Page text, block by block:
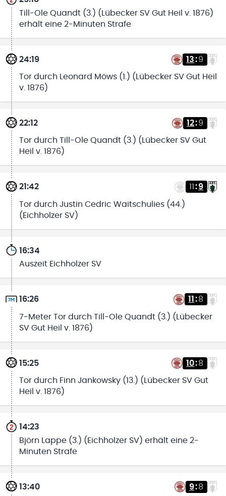
Till-Ole Quandt (3.) (Lübecker SV Gut Heil v. 1876)
erhält eine 2-Minuten Strafe
24:19 13:9
Tor durch Leonard Möws (1.) (Lübecker SV Gut Heil
v. 1876)
22:12 12:9
Tor durch Till-Ole Quandt (3.) (Lübecker SV Gut
Heil v. 1876)
21:42 11 :9
Tor durch Justin Cedric Waitschulies (44.)
(Eichholzer SV)
16:34
Auszeit Eichholzer SV
16:26 11 :8
7-Meter Tor durch Till-Ole Quandt (3.) (Lübecker
SV Gut Heil v. 1876)
15:25 10:8
Tor durch Finn Jankowsky (13.) (Lübecker SV Gut
Heil v. 1876)
14:23
Björn Lappe (3.) (Eichholzer SV) erhält eine 2-
Minuten Strafe
13:40 9:8